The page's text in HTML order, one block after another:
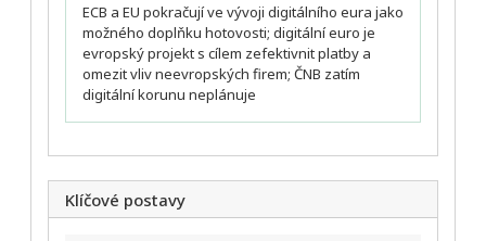
ECB a EU pokračují ve vývoji digitálního eura jako
možného doplňku hotovosti; digitální euro je
evropský projekt s cílem zefektivnit platby a
omezit vliv neevropských firem; ČNB zatím
digitální korunu neplánuje
Klíčové postavy